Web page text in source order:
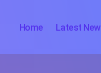
Home Latest New